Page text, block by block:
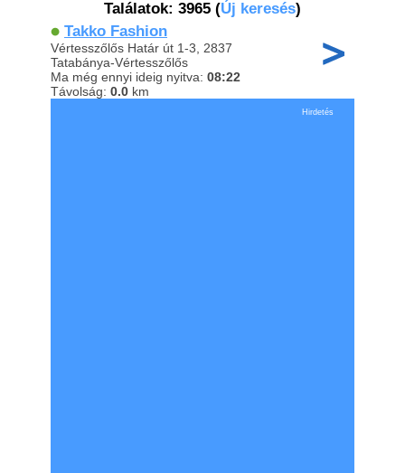
Találatok: 3965 (Új keresés)
Takko Fashion
Vértesszőlős Határ út 1-3, 2837
Tatabánya-Vértesszőlős
Ma még ennyi ideig nyitva: 08:22
Távolság: 0.0 km
Hirdetés